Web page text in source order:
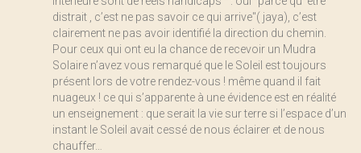
distrait , c’est ne pas savoir ce qui arrive"( jaya), c’est
clairement ne pas avoir identifié la direction du chemin.
Pour ceux qui ont eu la chance de recevoir un Mudra
Solaire n’avez vous remarqué que le Soleil est toujours
présent lors de votre rendez-vous ! même quand il fait
nuageux ! ce qui s’apparente à une évidence est en réalité
un enseignement : que serait la vie sur terre si l’espace d’un
instant le Soleil avait cessé de nous éclairer et de nous
chauffer…